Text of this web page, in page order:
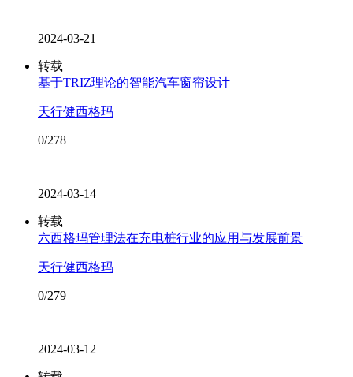
2024-03-21
转载
基于TRIZ理论的智能汽车窗帘设计
天行健西格玛
0/278
2024-03-14
转载
六西格玛管理法在充电桩行业的应用与发展前景
天行健西格玛
0/279
2024-03-12